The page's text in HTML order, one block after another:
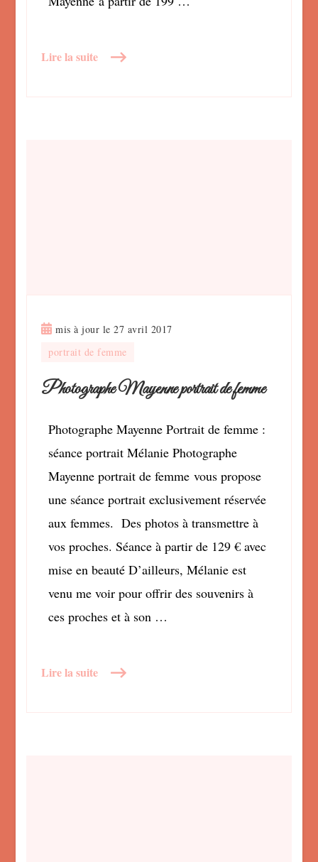
Lire la suite
mis à jour le27 avril 2017
portrait de femme
Photographe Mayenne portrait de femme
Photographe Mayenne Portrait de femme :
séance portrait Mélanie Photographe
Mayenne portrait de femme vous propose
une séance portrait exclusivement réservée
aux femmes. Des photos à transmettre à
vos proches. Séance à partir de 129 € avec
mise en beauté D’ailleurs, Mélanie est
venu me voir pour offrir des souvenirs à
ces proches et à son …
Lire la suite